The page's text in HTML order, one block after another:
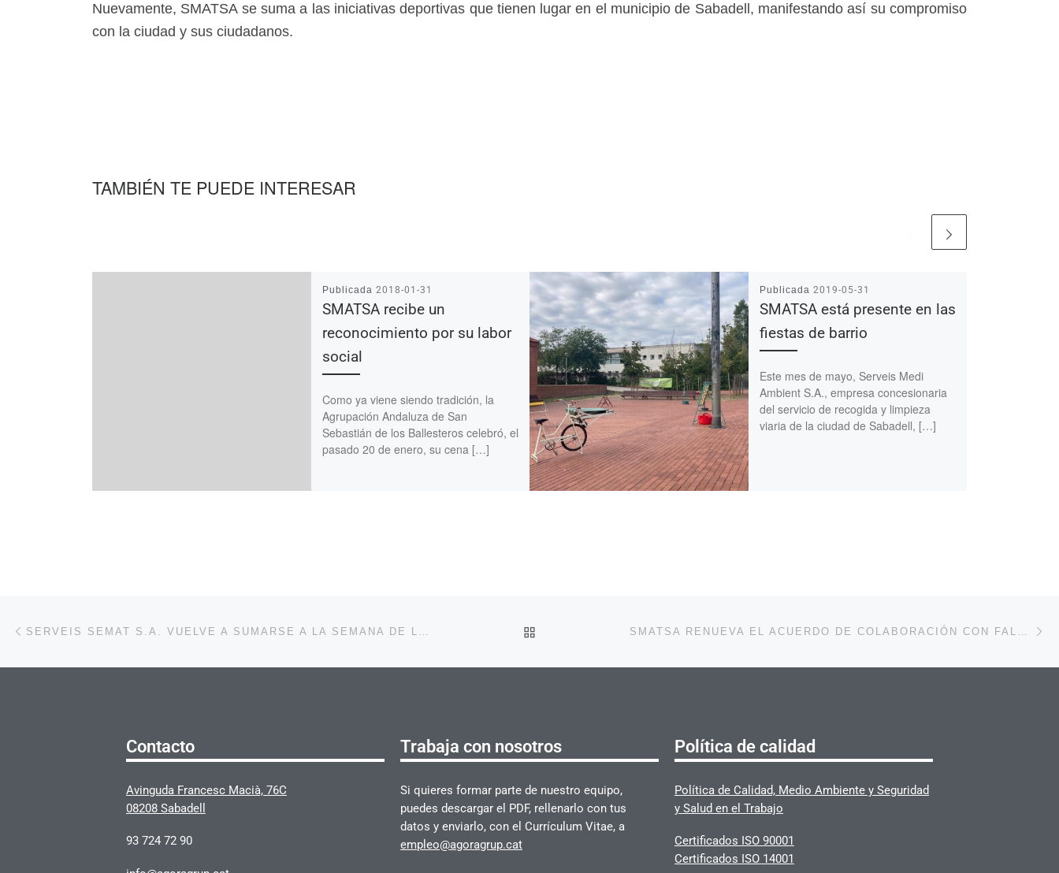
Nuevamente, SMATSA se suma a las iniciativas deportivas que tienen lugar en el municipio de Sabadell, manifestando así su compromiso
con la ciudad y sus ciudadanos.
TAMBIÉN TE PUEDE INTERESAR
Publicada 2018-01-31
SMATSA recibe un
reconocimiento por su labor
social
Como ya viene siendo tradición, la
Agrupación Andaluza de San
Sebastián de los Ballesteros celebró, el
pasado 20 de enero, su cena […]
Publicada 2019-05-31
SMATSA está presente en las
fiestas de barrio
Este mes de mayo, Serveis Medi
Ambient S.A., empresa concesionaria
del servicio de recogida y limpieza
viaria de la ciudad de Sabadell, […]
Navegación de la entrada VOLVER A LA LISTA DE ENTRADAS
Contacto
Avinguda Francesc Macià, 76C
08208 Sabadell
93 724 72 90
Trabaja con nosotros
Si quieres formar parte de nuestro equipo,
puedes descargar el PDF, rellenarlo con tus
datos y enviarlo, con el Currículum Vitae, a
empleo@agoragrup.cat
Política de calidad
Política de Calidad, Medio Ambiente y Seguridad
y Salud en el Trabajo
Certificados ISO 90001
Certificados ISO 14001